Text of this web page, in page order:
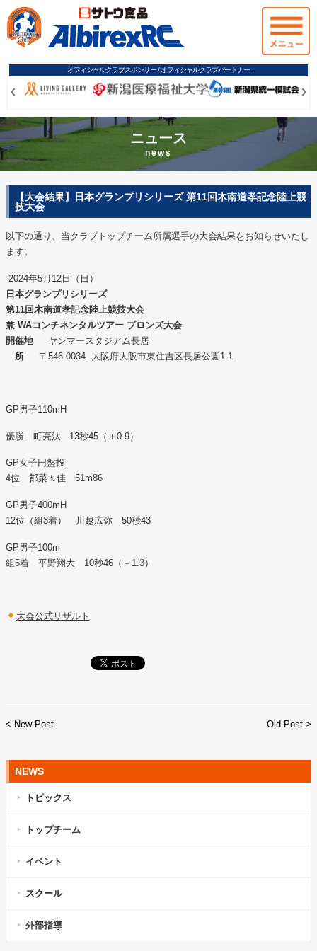
オフィシャルクラブスポンサー / オフィシャルクラブパートナー
Prev
Prev
ニュース
news
【大会結果】日本グランプリシリーズ 第11回木南道孝記念陸上競
技大会
以下の通り、当クラブトップチーム所属選手の大会結果をお知らせいたし
ます。
2024年5月12日（日）
日本グランプリシリーズ
第11回木南道孝記念陸上競技大会
兼 WAコンチネンタルツアー ブロンズ大会
開催地ヤンマースタジアム長居
所
〒546-0034 大阪府大阪市東住吉区長居公園1-1
GP男子110mH
優勝 町亮汰 13秒45（＋0.9）
GP女子円盤投
4位 郡菜々佳 51m86
GP男子400mH
12位（組3着） 川越広弥 50秒43
GP男子100m
組5着 平野翔大 10秒46（＋1.3）
大会公式リザルト
< New Post Old Post >
NEWS
トピックス
トップチーム
イベント
スクール
外部指導